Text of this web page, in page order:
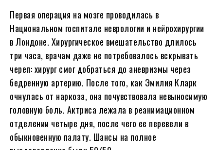
Первая операция на мозге проводилась в
Национальном госпитале неврологии и нейрохирургии
в Лондоне. Хирургическое вмешательство длилось
три часа, врачам даже не потребовалось вскрывать
череп: хирург смог добраться до аневризмы через
бедренную артерию. После того, как Эмилия Кларк
очнулась от наркоза, она почувствовала невыносимую
головную боль. Актриса лежала в реанимационном
отделении четыре дня, после чего ее перевели в
обыкновенную палату. Шансы на полное